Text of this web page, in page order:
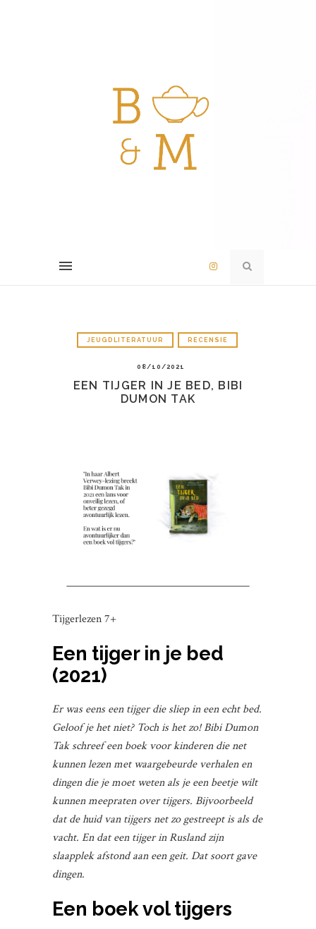
JEUGDLITERATUUR RECENSIE
08/10/2021
EEN TIJGER IN JE BED, BIBI
DUMON TAK
Tijgerlezen 7+
Een tijger in je bed
(2021)
Er was eens een tijger die sliep in een echt bed.
Geloof je het niet? Toch is het zo! Bibi Dumon
Tak schreef een boek voor kinderen die net
kunnen lezen met waargebeurde verhalen en
dingen die je moet weten als je een beetje wilt
kunnen meepraten over tijgers. Bijvoorbeeld
dat de huid van tijgers net zo gestreept is als de
vacht. En dat een tijger in Rusland zijn
slaapplek afstond aan een geit. Dat soort gave
dingen.
Een boek vol tijgers